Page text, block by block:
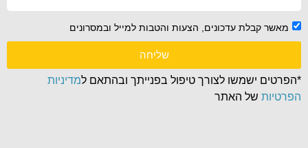
מאשר קבלת עדכונים, הצעות והטבות למייל ובמסרונים
שליחה
*הפרטים ישמשו לצורך טיפול בפנייתך ובהתאם למדיניות
הפרטיות של האתר